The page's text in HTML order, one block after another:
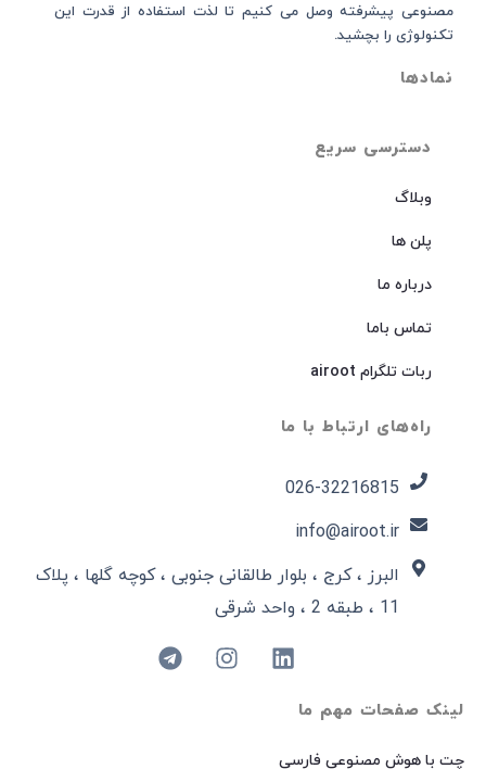
لینک صفحات مهم ما
چت با هوش مصنوعی فارسی
دسترسی سریع
وبلاگ
پلن ها
درباره ما
تماس باما
ربات تلگرام airoot
راه‌های ارتباط با ما
026-32216815​
info@airoot.ir
البرز ، کرج ، بلوار طالقانی جنوبی ، کوچه گلها ، پلاک
11 ، طبقه 2 ، واحد شرقی
مصنوعی پیشرفته وصل می کنیم تا لذت استفاده از قدرت این
تکنولوژی را بچشید.
نمادها